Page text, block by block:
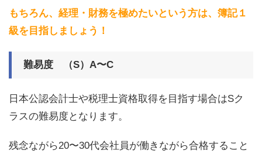
もちろん、経理・財務を極めたいという方は、簿記１
級を目指しましょう！
難易度 （S）A〜C
日本公認会計士や税理士資格取得を目指す場合はSク
ラスの難易度となります。
残念ながら20〜30代会社員が働きながら合格すること